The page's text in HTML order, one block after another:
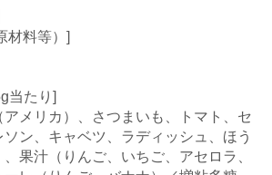
材料等）]
当たり]
メリカ）、さつまいも、トマト、セ
ン、キャベツ、ラディッシュ、ほう
果汁（りんご、いちご、アセロラ、